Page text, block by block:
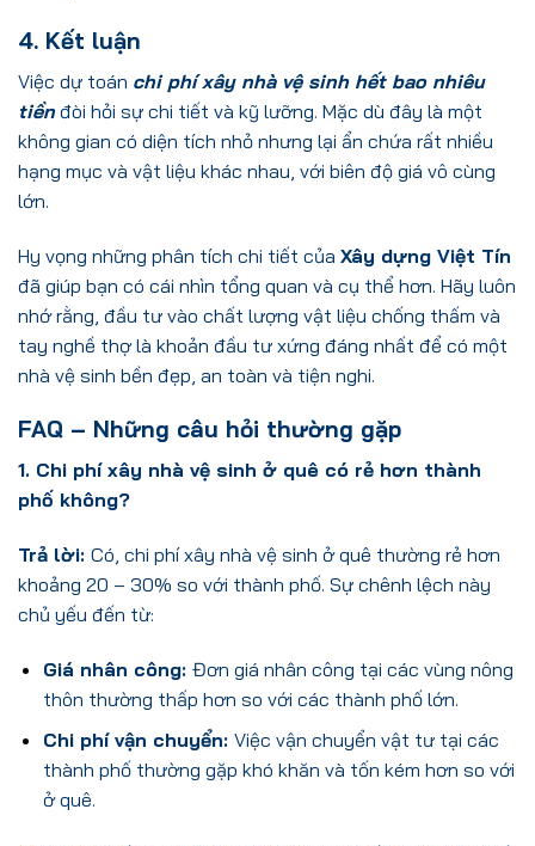
4. Kết luận
Việc dự toán chi phí xây nhà vệ sinh hết bao nhiêu
tiền đòi hỏi sự chi tiết và kỹ lưỡng. Mặc dù đây là một
không gian có diện tích nhỏ nhưng lại ẩn chứa rất nhiều
hạng mục và vật liệu khác nhau, với biên độ giá vô cùng
lớn.
Hy vọng những phân tích chi tiết của Xây dựng Việt Tín
đã giúp bạn có cái nhìn tổng quan và cụ thể hơn. Hãy luôn
nhớ rằng, đầu tư vào chất lượng vật liệu chống thấm và
tay nghề thợ là khoản đầu tư xứng đáng nhất để có một
nhà vệ sinh bền đẹp, an toàn và tiện nghi.
FAQ – Những câu hỏi thường gặp
1. Chi phí xây nhà vệ sinh ở quê có rẻ hơn thành
phố không?
Trả lời: Có, chi phí xây nhà vệ sinh ở quê thường rẻ hơn
khoảng 20 – 30% so với thành phố. Sự chênh lệch này
chủ yếu đến từ:
Giá nhân công: Đơn giá nhân công tại các vùng nông
thôn thường thấp hơn so với các thành phố lớn.
Chi phí vận chuyển: Việc vận chuyển vật tư tại các
thành phố thường gặp khó khăn và tốn kém hơn so với
ở quê.